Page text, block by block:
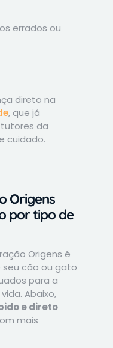
errados ou
direto na
, que já
da
cuidado.
Origens
por tipo de
Origens é
seu cão ou gato
para a
Abaixo,
e direto
mais